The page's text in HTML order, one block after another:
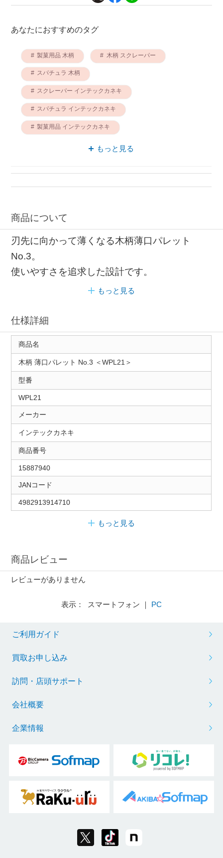
あなたにおすすめのタグ
製菓用品 木柄 木柄 スクレーパー
スパチュラ 木柄
スクレーパー インテックカネキ
スパチュラ インテックカネキ
製菓用品 インテックカネキ
もっと見る
商品について
刃先に向かって薄くなる木柄薄口パレット
No.3。
使いやすさを追求した設計です。
もっと見る
仕様詳細
商品名
木柄 薄口パレット No.3 ＜WPL21＞
型番
WPL21
メーカー
インテックカネキ
商品番号
15887940
JANコード
4982913914710
もっと見る
商品レビュー
レビューがありません
表示： スマートフォン ｜ PC
ご利用ガイド
買取お申し込み
訪問・店頭サポート
会社概要
企業情報